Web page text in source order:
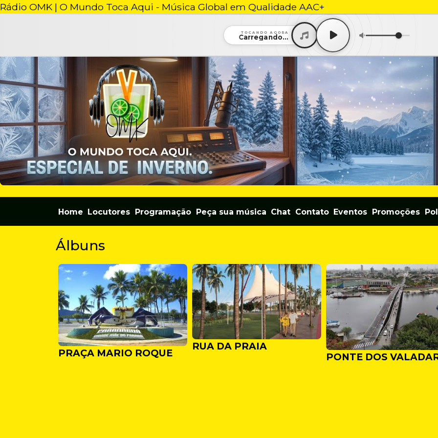
Rádio OMK | O Mundo Toca Aqui - Música Global em Qualidade AAC+
TOCANDO AGORA
Carregando...
Home Locutores Programação Peça sua música Chat Contato Eventos Promoções
Álbuns
PRAÇA MARIO ROQUE
RUA DA PRAIA
PONTE DOS